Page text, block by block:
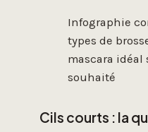
Infographie
types de
mascara
souhaité
Cils courts : la